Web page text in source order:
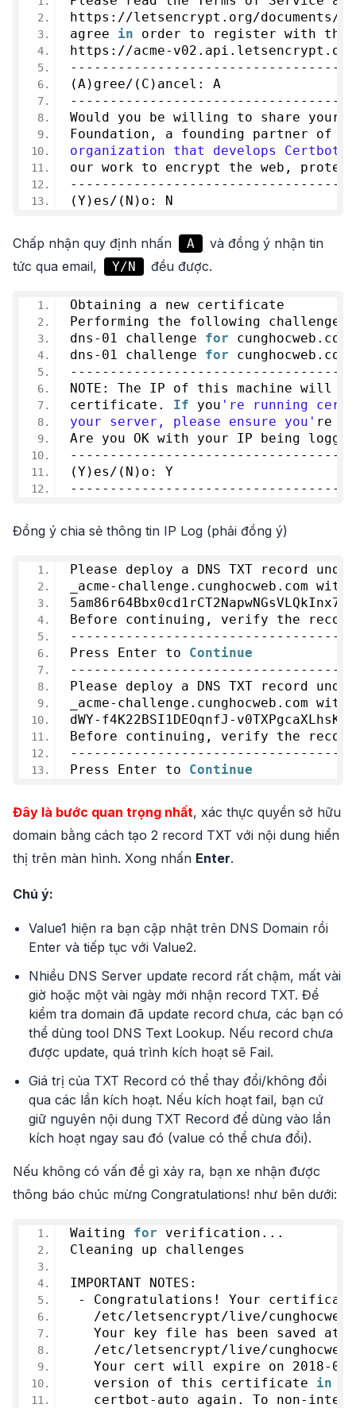
https://letsencrypt.org/documents/
agree in order to register with the
https://acme-
(A)gree/(C)ancel: A
Would you be willing to share your
Foundation, a founding partner of
organization that develops Certbot?
our work to encrypt the web,
(Y)es/(N)o: N
Chấp nhận quy định nhấn A
và đồng ý nhận tin
tức qua email,
Y/N đều được.
Obtaining a new certificate
Performing the following challenges:
dns- 01 challenge for cunghocweb.com
dns- 01 challenge for cunghocweb.com
NOTE: The IP of this machine will
certificate. If you 're running
your server, please ensure you' re
Are you OK with your IP being
(Y)es/(N)o: Y
Đồng ý chia sẻ thông tin IP Log (phải đồng ý)
Please deploy a DNS TXT record
_acme-challenge.cunghocweb.com
Before continuing, verify the
Press Enter to Continue
Please deploy a DNS TXT record
_acme-challenge.cunghocweb.com
dWY-f4K22BSI1DEOqnfJ-
Before continuing, verify the
Press Enter to Continue
Đây là bước quan trọng nhất, xác thực quyền sở hữu
domain bằng cách tạo 2 record TXT với nội dung hiển
thị trên màn hình. Xong nhấn Enter.
Chú ý:
Value1 hiện ra bạn cập nhật trên DNS Domain rồi
Enter và tiếp tục với Value2.
Nhiều DNS Server update record rất chậm, mất vài
giờ hoặc một vài ngày mới nhận record TXT. Để
kiểm tra domain đã update record chưa, các bạn có
thể dùng tool DNS Text Lookup. Nếu record chưa
được update, quá trình kích hoạt sẽ Fail.
Giá trị của TXT Record có thể thay đổi/không đổi
qua các lần kích hoạt. Nếu kích hoạt fail, bạn cứ
giữ nguyên nội dung TXT Record để dùng vào lần
kích hoạt ngay sau đó (value có thể chưa đổi).
Nếu không có vấn đề gì xảy ra, bạn xe nhận được
thông báo chúc mừng Congratulations! như bên dưới:
Waiting for verification...
Cleaning up challenges
IMPORTANT NOTES:
- Congratulations! Your certificate
/etc/letsencrypt/live/
   Your key file has been saved at:
/etc/letsencrypt/live/
   Your cert will expire on
2018- 06
   version of this certificate
in
certbot-auto again. To non-